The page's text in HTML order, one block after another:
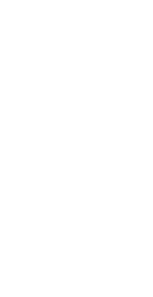
erscheinen täglich! 365 Tage im Jahr könnt
täglichen Tauchausfahrten!
als gewohnt, deshalb jedoch nicht
den Weg nach „Carlsons Corner“, wo
Wasser sprang. Mit so einem tollen
einen Drift machen, die anderen entschieden
Muränen, Teppich-Krokodilfisch und
gedeckt. Nach einem leckeren
Wasser ab. Jedoch verging nicht allzu
machten wir und auf den Weg nach
eine kleine Schildkröte unseren Weg, die
sahen wir erneut einen Schatten näher
hinter ihm. Wir bewunderten seine
der Einzige seiner Art der uns heute
Zuerst den Vater und später dann
waren alle drei wunderschön, als sie in einer